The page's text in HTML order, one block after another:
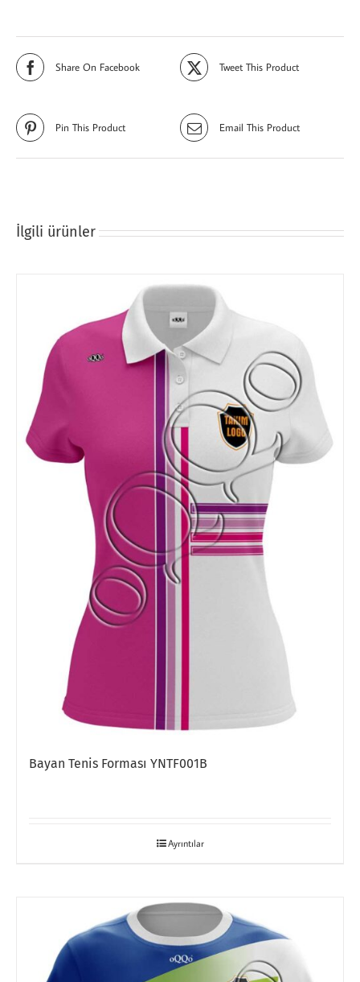
Share On Facebook Tweet This Product
Pin This Product Email This Product
İlgili ürünler
Bayan Tenis Forması YNTF001B
Ayrıntılar